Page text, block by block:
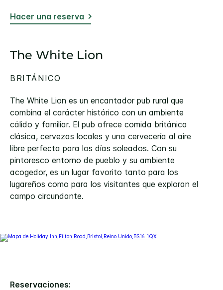
Hacer una reserva
The White Lion
BRITÁNICO
The White Lion es un encantador pub rural que
combina el carácter histórico con un ambiente
cálido y familiar. El pub ofrece comida británica
clásica, cervezas locales y una cervecería al aire
libre perfecta para los días soleados. Con su
pintoresco entorno de pueblo y su ambiente
acogedor, es un lugar favorito tanto para los
lugareños como para los visitantes que exploran el
campo circundante.
Reservaciones: